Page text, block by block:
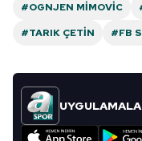
#OGNJEN MIMOVIC
#TARIK ÇETIN
#FB